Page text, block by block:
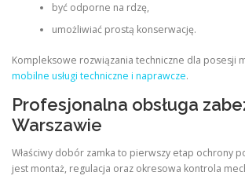
być odporne na rdzę,
umożliwiać prostą konserwację.
Kompleksowe rozwiązania techniczne dla posesji
mobilne usługi techniczne i naprawcze.
Profesjonalna obsługa
Warszawie
Właściwy dobór zamka to pierwszy etap ochrony
jest montaż, regulacja oraz okresowa kontrola